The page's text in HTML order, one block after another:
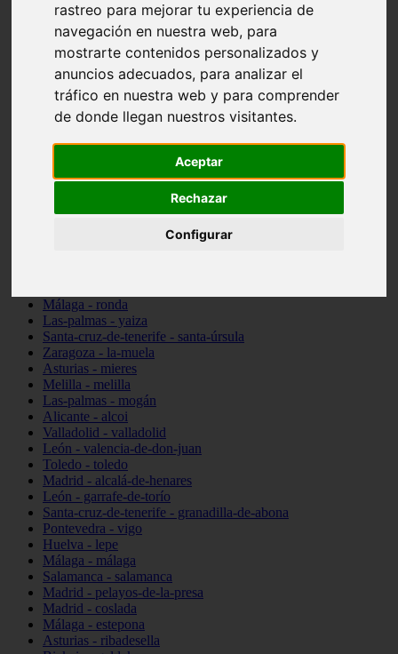
rastreo para mejorar tu experiencia de
navegación en nuestra web, para
mostrarte contenidos personalizados y
anuncios adecuados, para analizar el
tráfico en nuestra web y para comprender
de donde llegan nuestros visitantes.
Aceptar
Rechazar
Configurar
Asturias - oviedo
Cádiz - el-puerto-de-santa-maría
Asturias - aller
álava - vitoria-gasteiz
Málaga - marbella
Zaragoza - zaragoza
Barcelona - barcelona
Valencia - valencia
Toledo - seseña
Cantabria - val-de-san-vicente
Málaga - ronda
Las-palmas - yaiza
Santa-cruz-de-tenerife - santa-úrsula
Zaragoza - la-muela
Asturias - mieres
Melilla - melilla
Las-palmas - mogán
Alicante - alcoi
Valladolid - valladolid
León - valencia-de-don-juan
Toledo - toledo
Madrid - alcalá-de-henares
León - garrafe-de-torío
Santa-cruz-de-tenerife - granadilla-de-abona
Pontevedra - vigo
Huelva - lepe
Málaga - málaga
Salamanca - salamanca
Madrid - pelayos-de-la-presa
Madrid - coslada
Málaga - estepona
Asturias - ribadesella